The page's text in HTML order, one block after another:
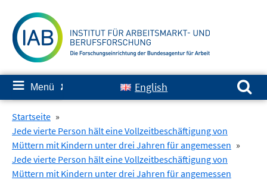
zum
Inhalt
≡ Menü ✘ English
Suchen nach:
Startseite »
Jede vierte Person hält eine Vollzeitbeschäftigung von
Müttern mit Kindern unter drei Jahren für angemessen »
Jede vierte Person hält eine Vollzeitbeschäftigung von
Müttern mit Kindern unter drei Jahren für angemessen